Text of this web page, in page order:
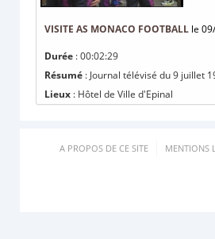
VISITE AS MONACO FOOTBALL le
Durée : 00:02:29
Résumé : Journal télévisé du 9 juillet
Lieux : Hôtel de Ville d'Epinal
A PROPOS DE CE SITE MENTIONS